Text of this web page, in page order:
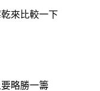
來比較一下
略勝一籌